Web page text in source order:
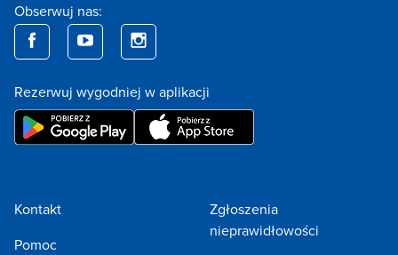
Obserwuj nas:
Rezerwuj wygodniej w aplikacji
Kontakt
Pomoc
Zgłoszenia
nieprawidłowości